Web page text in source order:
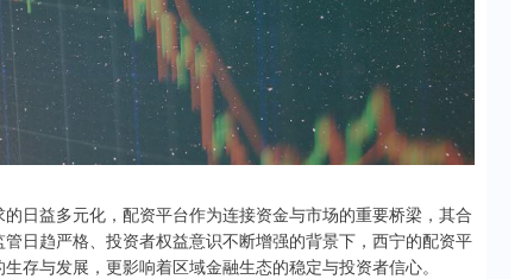
日益多元化，配资平台作为连接资金与市场的重要桥梁，其合
日趋严格、投资者权益意识不断增强的背景下，西宁的配资平
存与发展，更影响着区域金融生态的稳定与投资者信心。